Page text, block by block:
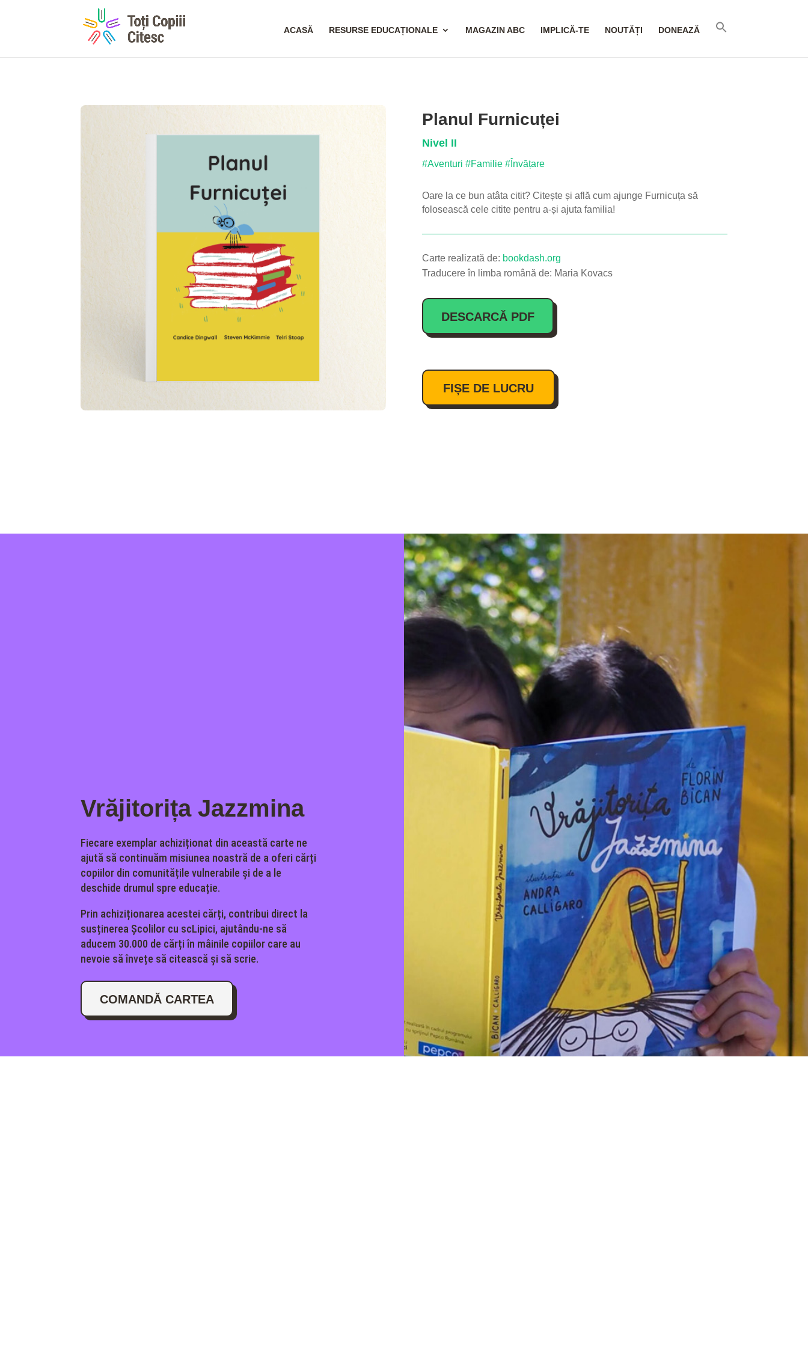
ACASĂ RESURSE EDUCAȚIONALE MAGAZIN ABC IMPLICĂ-TE NOUTĂȚI DONEAZĂ
Planul Furnicuței
Nivel II
#Aventuri #Familie #Învățare
Oare la ce bun atâta citit? Citește și află cum ajunge Furnicuța să
folosească cele citite pentru a-și ajuta familia!
Carte realizată de: bookdash.org
Traducere în limba română de: Maria Kovacs
DESCARCĂ PDF
FIȘE DE LUCRU
Vrăjitorița Jazzmina
Fiecare exemplar achiziționat din această carte ne
ajută să continuăm misiunea noastră de a oferi cărți
copiilor din comunitățile vulnerabile și de a le
deschide drumul spre educație.
Prin achiziționarea acestei cărți, contribui direct la
susținerea Școlilor cu scLipici, ajutându-ne să
aducem 30.000 de cărți în mâinile copiilor care au
nevoie să învețe să citească și să scrie.
COMANDĂ CARTEA